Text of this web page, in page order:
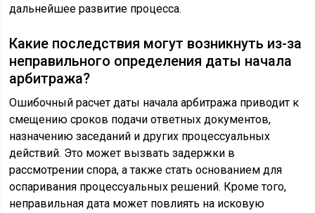
дальнейшее развитие процесса.
Какие последствия могут возникнуть из-за
неправильного определения даты начала
арбитража?
Ошибочный расчет даты начала арбитража приводит к
смещению сроков подачи ответных документов,
назначению заседаний и других процессуальных
действий. Это может вызвать задержки в
рассмотрении спора, а также стать основанием для
оспаривания процессуальных решений. Кроме того,
неправильная дата может повлиять на исковую